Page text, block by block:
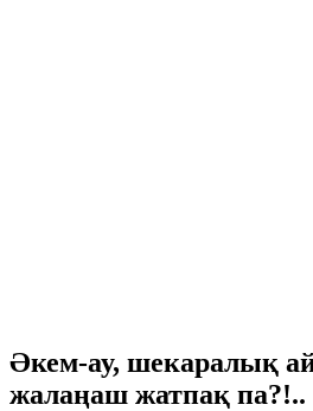
Әкем-ау, шекаралық
жалаңаш жатпақ па?!..